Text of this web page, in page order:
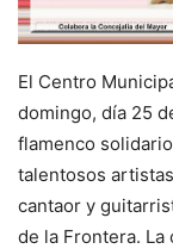
El Centro
domingo, día 25
flamenco
talentosos
cantaor y
de la Frontera. La